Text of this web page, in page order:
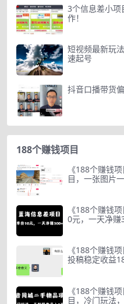
3个信息差小项
作！
短视频最新玩
速起号
抖音口播带货
188个赚钱项目
《188个赚钱
目，一张图片
《188个赚钱
0元，一天净赚
《188个赚钱
投稿稳定收益
《188个赚钱
目，冷门玩法